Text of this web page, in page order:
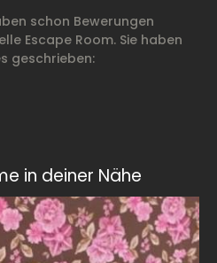
schon Bewerungen
Escape Room. Sie haben
geschrieben:
in deiner Nähe